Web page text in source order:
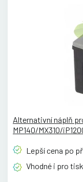
Alternativní náplň
MP140/MX310/
Lepší cena po
Vhodné i pro